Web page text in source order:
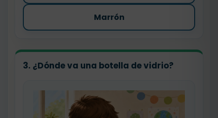
Marrón
3. ¿Dónde va una botella de vidrio?